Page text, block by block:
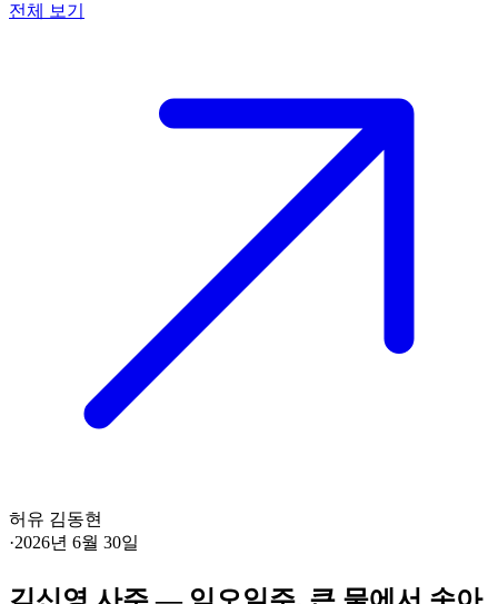
전체 보기
허유 김동현
·2026년 6월 30일